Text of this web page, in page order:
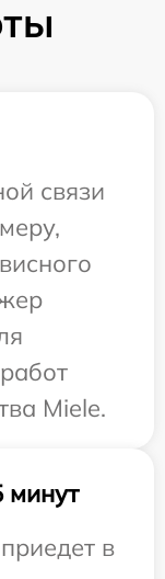
связи
Miele.
минут
в